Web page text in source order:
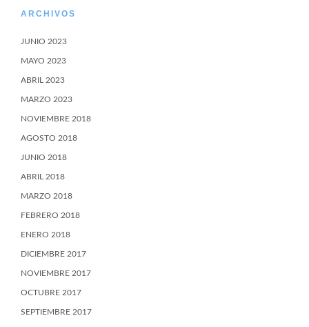
ARCHIVOS
JUNIO 2023
MAYO 2023
ABRIL 2023
MARZO 2023
NOVIEMBRE 2018
AGOSTO 2018
JUNIO 2018
ABRIL 2018
MARZO 2018
FEBRERO 2018
ENERO 2018
DICIEMBRE 2017
NOVIEMBRE 2017
OCTUBRE 2017
SEPTIEMBRE 2017